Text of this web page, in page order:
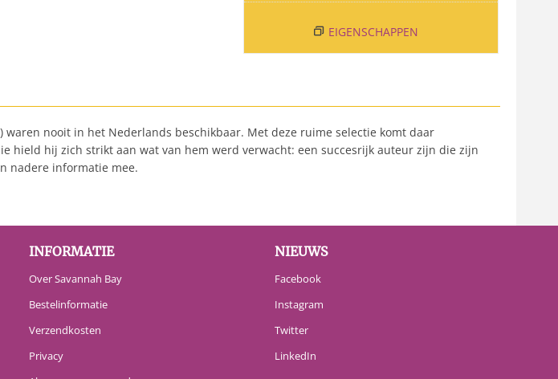
EIGENSCHAPPEN
waren nooit in het Nederlands beschikbaar. Met deze ruime selectie komt daar
hij zich strikt aan wat van hem werd verwacht: een succesrijk auteur zijn die zijn
nadere informatie mee.
INFORMATIE
Over Savannah Bay
Bestelinformatie
Verzendkosten
Privacy
NIEUWS
Facebook
Instagram
Twitter
LinkedIn